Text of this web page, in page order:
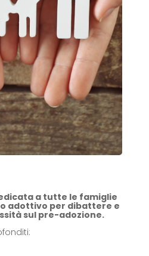
a tutte le famiglie
adottivo per dibattere e
sul pre-adozione.